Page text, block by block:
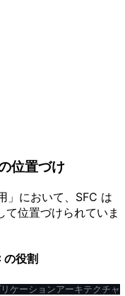
位置づけ
」において、SFC は
位置づけられていま
の役割
ーションアーキテクチャ